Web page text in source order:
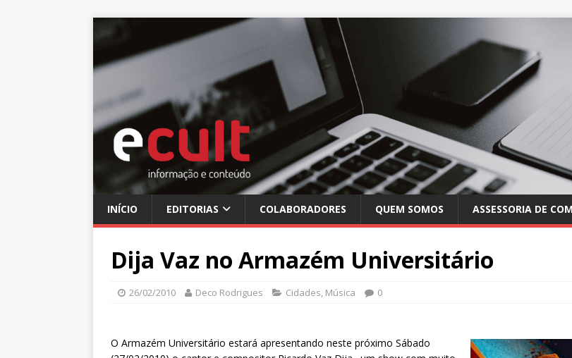
INÍCIO EDITORIAS COLABORADORES QUEM SOMOS ASSESSORIA DE
Dija Vaz no Armazém Universitário
26/02/2010 Deco Rodrigues Cidades Música 0
O Armazém Universitário estará apresentando neste próximo Sábado